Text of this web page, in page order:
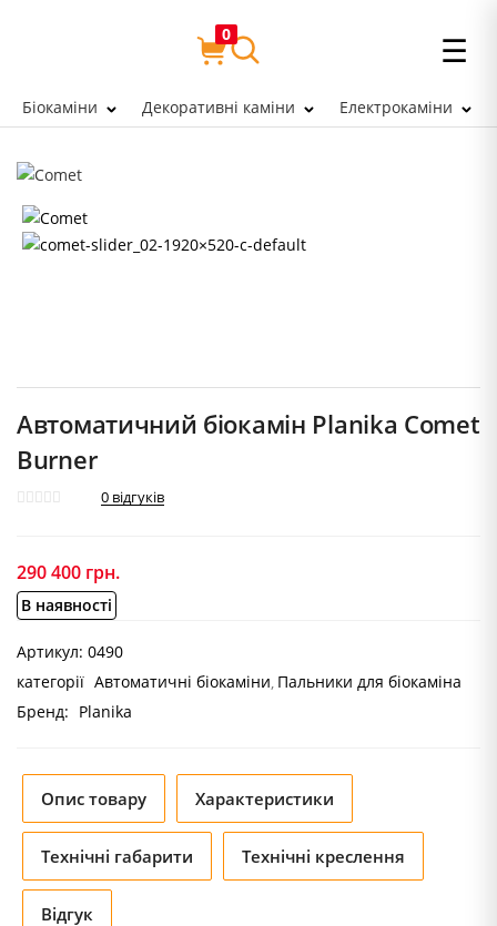
☰
0
Біокаміни Декоративні каміни Електрокаміни
Автоматичний біокамін Planika Comet
Burner
0 відгуків
290 400 грн.
В наявності
Артикул: 0490
категорії Автоматичні біокаміни Пальники для біокаміна
Бренд: Planika
Опис товару Характеристики
Технічні габарити Технічні креслення
Відгук